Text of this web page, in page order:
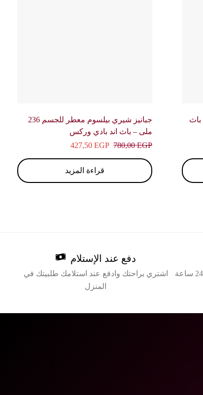
236 ملى – باث
جبانيز شيري بيلسوم معطر للجسم 236
ملى – باث اند بادي وركس
780,00EGP
427,50 EGP
قراءة المزيد
للرد على جميع الاستفسارات نعمل معك 24 ساعة
دفع عند الإستلام
اشتري براحتك وادفع عند استلامك طلبيتك في
المنزل